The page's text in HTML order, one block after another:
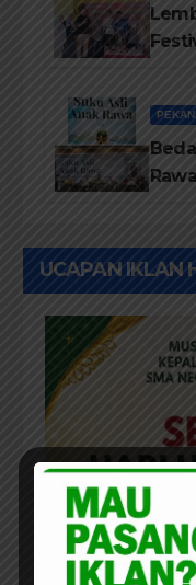
UCAPAN IKLAN